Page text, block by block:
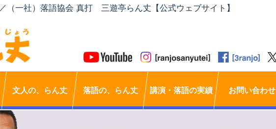
（一社）落語協会 真打 三遊亭らん丈【公式ウェブサイト】
文人の、らん丈 落語の、らん丈 講演・落語の実績 お問い合わせ